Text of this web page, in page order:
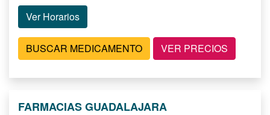
Ver Horarios
BUSCAR MEDICAMENTO VER PRECIOS
FARMACIAS GUADALAJARA